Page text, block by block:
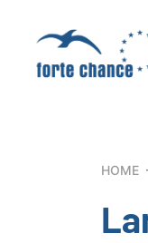
contenuto
HOME